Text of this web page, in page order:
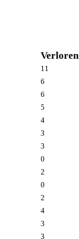
Verloren
11
6
6
5
4
3
3
0
2
0
2
4
3
3